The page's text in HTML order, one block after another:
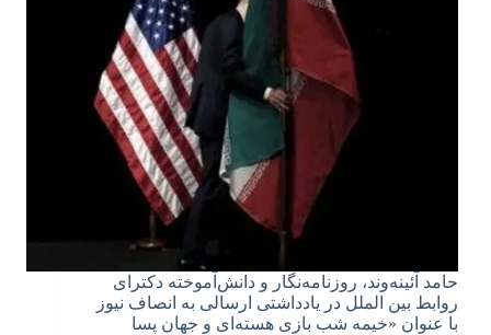
حامد آئینه‌وند، روزنامه‌نگار و دانش‌آموخته دکترای
روابط بین الملل در یادداشتی ارسالی به انصاف نیوز
با عنوان «خیمه‌ شب‌ بازی هسته‌ای و جهان پسا